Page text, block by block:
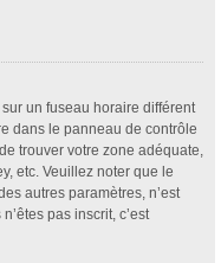
un fuseau horaire différent
dans le panneau de contrôle
trouver votre zone adéquate,
etc. Veuillez noter que le
autres paramètres, n’est
pas inscrit, c’est